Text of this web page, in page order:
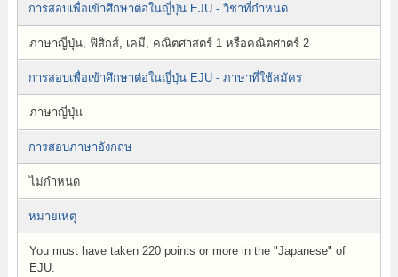
การสอบเพื่อเข้าศึกษาต่อในญี่ปุ่น EJU - วิชาที่กำหนด
ภาษาญี่ปุ่น, ฟิสิกส์, เคมี, คณิตศาสตร์ 1 หรือคณิตศาตร์ 2
การสอบเพื่อเข้าศึกษาต่อในญี่ปุ่น EJU - ภาษาที่ใช้สมัคร
ภาษาญี่ปุ่น
การสอบภาษาอังกฤษ
ไม่กำหนด
หมายเหตุ
You must have taken 220 points or more in the "Japanese" of
EJU.